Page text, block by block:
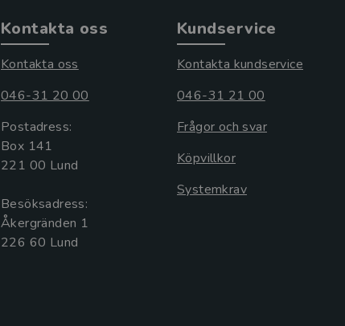
Kontakta oss
Kontakta oss
046-31 20 00
Postadress:
Box 141
221 00 Lund
Besöksadress:
Åkergränden 1
Kundservice
Kontakta kundservice
046-31 21 00
Frågor och svar
Köpvillkor
Systemkrav